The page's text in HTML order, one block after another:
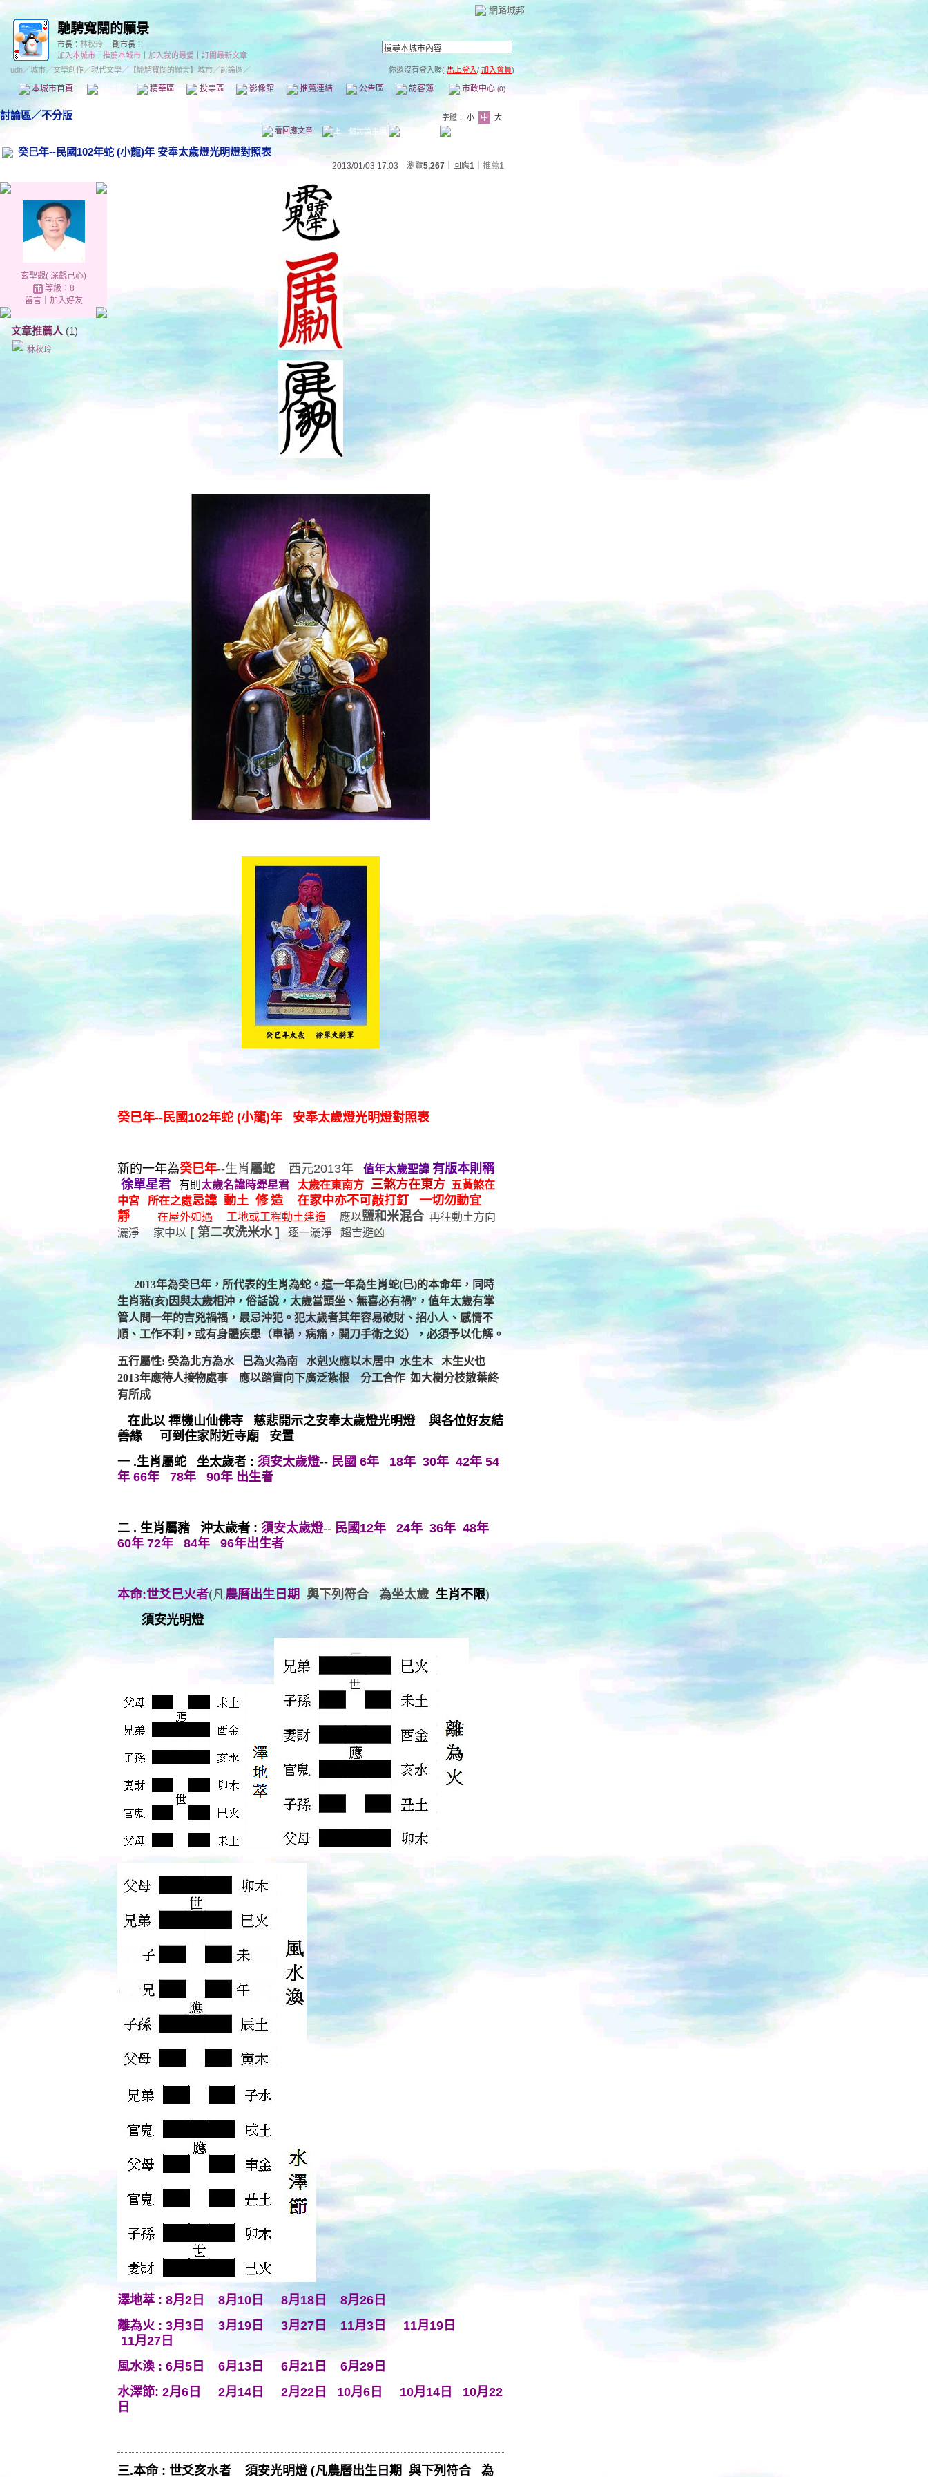
網路城邦
馳騁寬闊的願景
市長： 林秋玲
副市長：
加入本城市
推薦本城市 加入我的最愛
訂閱最新文章
udn／城市／文學創作／現代文學／ 【馳騁寬闊的願景】城市／討論區／ 你還沒有登入喔( 馬上登入/ 加入會員)
本城市首頁 精華區 投票區 影像館 推薦連結 公告區 訪客簿 市政中心 (0)
討論區／不分版 字體： 小 中
大
看回應文章
癸巳年--民國102年蛇 (小龍)年 安奉太歲燈光明燈對照表
2013/01/03 17:03 瀏覽5,267 ｜回應1 推薦1
玄聖觀( 深觀己心)
等級：8
留言｜ 加入好友
文章推薦人 (1)
林秋玲
癸巳年--民國102年蛇 (小龍)年 安奉太歲燈光明燈對照表
新的一年為癸巳年--生肖 屬蛇 西元2013年 值年太歲聖諱 有版本則稱
徐單星君 有則 太歲名諱時斝星君 太歲在東南方 三煞方在東方 五黃煞在
中宮 所在之處忌諱 動土 修 造 在家中亦不可敲打釘 一切勿動宜
靜在屋外如遇 工地或工程動土建造 應以鹽和米混合再往動土方向
灑淨 家中以 [ 第二次洗米水 ] 逐一灑淨 趨吉避凶
2013年為癸巳年，所代表的生肖為蛇。這一年為生肖蛇(巳)的本命年，同時
生肖豬(亥)因與太歲相沖，俗話說，太歲當頭坐、無喜必有禍”，值年太歲有掌
管人間一年的吉兇禍福，最忌沖犯。犯太歲者其年容易破財、招小人、感情不
順、工作不利，或有身體疾患（車禍，病痛，開刀手術之災），必須予以化解。
五行屬性: 癸為北方為水 巳為火為南 水剋火應以木居中 水生木 木生火也
2013年應待人接物處事 應以踏實向下廣泛紮根 分工合作 如大樹分枝散葉終
有所成
在此以 禪機山仙佛寺 慈悲開示之安奉太歲燈光明燈 與各位好友結
善緣 可到住家附近寺廟 安置
一 .生肖屬蛇 坐太歲者 : 須安太歲燈-- 民國 6年 18年 30年 42年 54
年 66年 78年 90年 出生者
二 . 生肖屬豬 沖太歲者 : 須安太歲燈-- 民國12年 24年 36年 48年
60年 72年 84年 96年出生者
本命:世爻巳火者(凡農曆出生日期 與下列符合 為坐太歲 生肖不限)
須安光明燈
澤地萃 : 8月2日 8月10日 8月18日 8月26日
離為火 : 3月3日 3月19日 3月27日 11月3日 11月19日
11月27日
風水渙 : 6月5日 6月13日 6月21日 6月29日
水澤節: 2月6日 2月14日 2月22日 10月6日 10月14日 10月22
日
三.本命 : 世爻亥水者 須安光明燈 (凡農曆出生日期 與下列符合 為